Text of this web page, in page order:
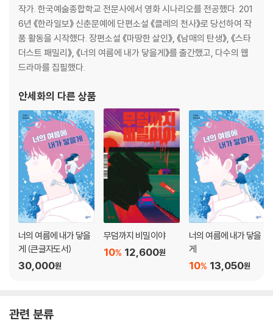
7. 마지막 힌트
게임에는 타임 리밋이 있다
8. 한 번의 찬스
실전은 한 번뿐이다
9. 남매의 탄생
남남은 때로 남매가 된다
작가의 말
작가. 한국예술종합학교 전문사에서 영화 시나리오를 전공했다. 201
6년 《한라일보》 신춘문예에 단편소설 《클레의 천사》로 당선하여 작
품 활동을 시작했다. 장편소설 《마땅한 살인》, 《남매의 탄생》, 《스타
더스트 패밀리》, 《너의 여름에 내가 닿을게》를 출간했고, 다수의 웹
드라마를 집필했다.
안세화의 다른 상품
너의 여름에 내가 닿을
게 (큰글자도서)
30,000원
무덤까지 비밀이야
12,600원
10%
너의 여름에 내가 닿을
게
13,050원
10%
관련 분류